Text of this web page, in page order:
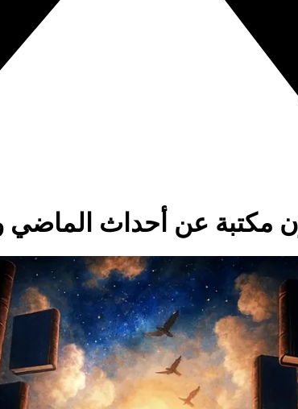
مكتبة عن أحداث الماضي